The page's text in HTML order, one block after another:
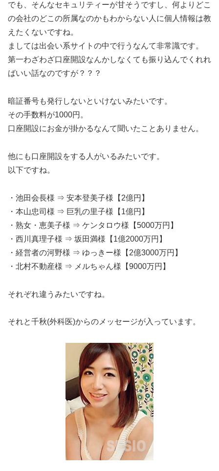
でも、そんなセキュリティーが甘そうですし、何よりどこ
の会社のどこの所属なのかもわからない人に個人情報は教
えたくないですね。
ましては出会い系サイトの中で行うなんて非常識です。
第一わざわざ口座開設なんかしなくても振り込んでくれれ
ばいい話なのですが？？？
暗証番号も発行しないといけないみたいです。
その手数料が1000円。
口座開設にお金が掛かるなんて聞いたことありません。
他にも口座開設をする人がいるみたいです。
以下ですね。
・池田会長様 ⇒ 安本登美子様【2億円】
・本山忠司様 ⇒ 巨乳の里子様【1億円】
・熟女・恵美子様 ⇒ ケンタロウ様【5000万円】
・西川真理子様 ⇒ 坂田満様【1億2000万円】
・経営者の河野様 ⇒ ゆっきー様【2億3000万円】
・北村不動産様 ⇒ メルちゃん様【9000万円】
それぞれ違うみたいですね。
それと千秋(外科医)からのメッセージが入っています。